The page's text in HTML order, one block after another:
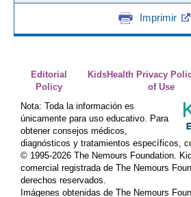
Imprimir
Editorial
Policy
KidsHealth Privacy
of Use
Nota: Toda la información es
únicamente para uso educativo. Para
obtener consejos médicos,
diagnósticos y tratamientos específicos,
© 1995-2026 The Nemours Foundation.
comercial registrada de The Nemours
derechos reservados.
Imágenes obtenidas de The Nemours